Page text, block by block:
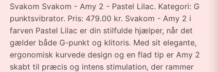
Svakom Svakom - Amy 2 - Pastel Lilac. Kategori: G
punktsvibrator. Pris: 479.00 kr. Svakom - Amy 2 i
farven Pastel Lilac er din stilfulde hjælper, når det
gælder både G-punkt og klitoris. Med sit elegante,
ergonomisk kurvede design og en flad tip er Amy 2
skabt til præcis og intens stimulation, der rammer